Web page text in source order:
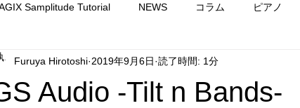
Samplitude Tutorial NEWS コラム ピアノ
メディア情報 活動日記
Audio -Tilt n Bands-
Furuya Hirotoshi 2019年9月6日 読了時間: 1分